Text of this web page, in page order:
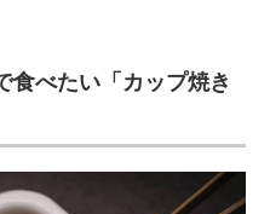
食べたい「カップ焼き